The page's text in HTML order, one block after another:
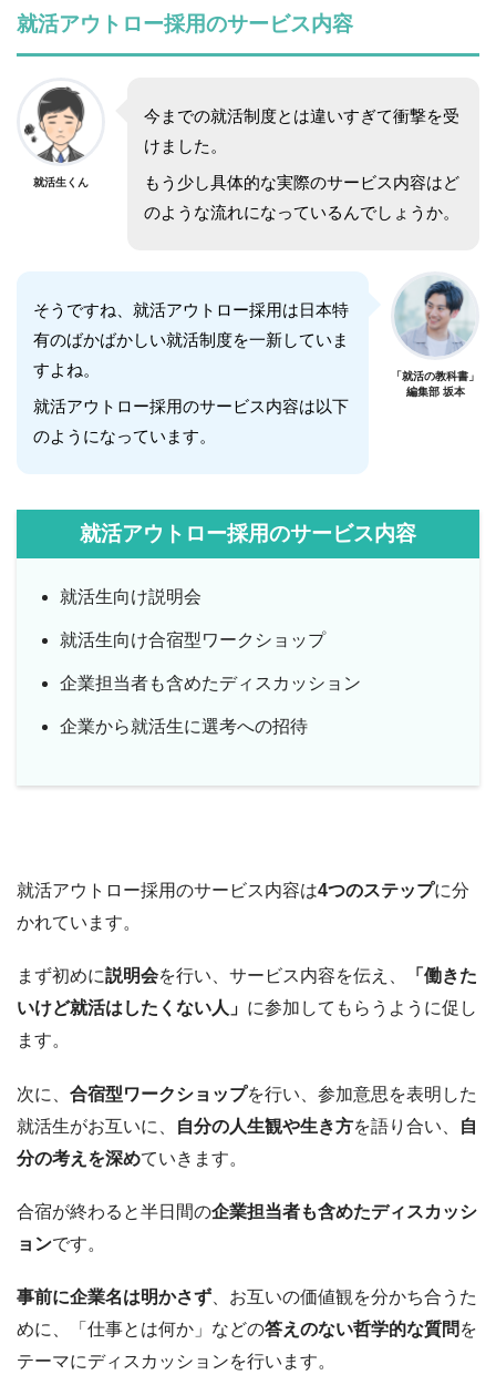
就活アウトロー採用のサービス内容
就活生くん
今までの就活制度とは違いすぎて衝撃を受
けました。
もう少し具体的な実際のサービス内容はど
のような流れになっているんでしょうか。
そうですね、就活アウトロー採用は日本特
有のばかばかしい就活制度を一新していま
すよね。
就活アウトロー採用のサービス内容は以下
のようになっています。
「就活の教科書」
編集部 坂本
就活アウトロー採用のサービス内容
就活生向け説明会
就活生向け合宿型ワークショップ
企業担当者も含めたディスカッション
企業から就活生に選考への招待
就活アウトロー採用のサービス内容は4つのステップに分
かれています。
まず初めに説明会を行い、サービス内容を伝え、
「働きた
いけど就活はしたくない人」 に参加してもらうように促し
ます。
次に、 合宿型ワークショップを行い、参加意思を表明した
就活生がお互いに、
自分の人生観や生き方を語り合い、
自
分の考えを深めていきます。
合宿が終わると半日間の企業担当者も含めたディスカッシ
ョンです。
事前に企業名は明かさず 、お互いの価値観を分かち合うた
めに、「仕事とは何か」などの答えのない哲学的な質問 を
テーマにディスカッションを行います。